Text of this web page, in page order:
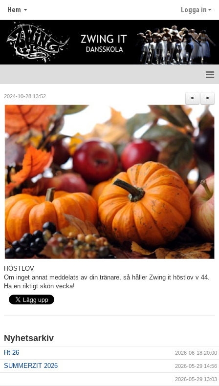
Hem Logga in
Nyheter
Anmälan
Fritidskortet
Våra lärare
Styrelsen
Showcase
Media
Om oss
Dansbutik
Vanliga frågor
>
<
2024-10-28 13:52
HÖSTLOV
Om inget annat meddelats av din tränare, så håller Zwing it höstlov v 44.
Ha en riktigt skön vecka!
Nyhetsarkiv
Ht-26 2026-06-18 20:00
SUMMERZIT 2026 2026-05-29 14:56
2026-05-29 13:03